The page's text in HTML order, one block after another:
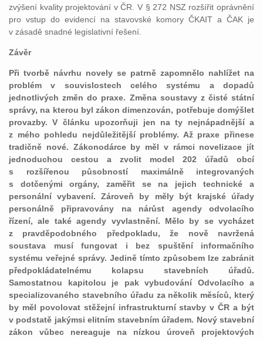
zvýšení kvality projektování v ČR. V § 272 NSZ rozšířit oprávnění
pro vstup do evidencí na stavovské komory ČKAIT a ČAK je
v zásadě snadné legislativní řešení.
Závěr
Při tvorbě návrhu novely se patrně zapomnělo nahlížet na
problém v souvislostech celého systému a dopadů
jednotlivých změn do praxe. Změna soustavy z čisté státní
správy, na kterou byl zákon dimenzován, potřebuje domýšlet
provazby. V článku upozorňuji jen na ty nejnápadnější a
z mého pohledu nejdůležitější problémy. Až praxe přinese
tradičně nové. Zákonodárce by měl v rámci novelizace jít
jednoduchou cestou a zvolit model 202 úřadů obcí
s rozšířenou působností maximálně integrovaných
s dotčenými orgány, zaměřit se na jejich technické a
personální vybavení. Zároveň by měly být krajské úřady
personálně připravovány na nárůst agendy odvolacího
řízení, ale také agendy vyvlastnění. Mělo by se vycházet
z pravděpodobného předpokladu, že nově navržená
soustava musí fungovat i bez spuštění informačního
systému veřejné správy. Jedině tímto způsobem lze zabránit
předpokládatelnému kolapsu stavebních úřadů.
Samostatnou kapitolou je pak vybudování Odvolacího a
specializovaného stavebního úřadu za několik měsíců, který
by měl povolovat stěžejní infrastrukturní stavby v ČR a být
v podstatě jakýmsi elitním stavebním úřadem. Nový stavební
zákon vůbec nereaguje na nízkou úroveň projektových